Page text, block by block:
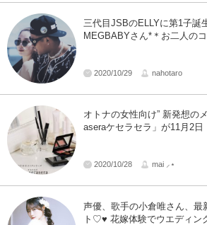
三代目JSBのELLYに第1子
MEGBABYさん*＊お二人の
2020/10/29 nahotaro
オトナの女性向け” 新発想の
aseraケセラセラ」が11月2
2020/10/28 mai ⸝⋆
声優、歌手の小倉唯さん、最
ト♡♥ 花嫁体験でウエディン